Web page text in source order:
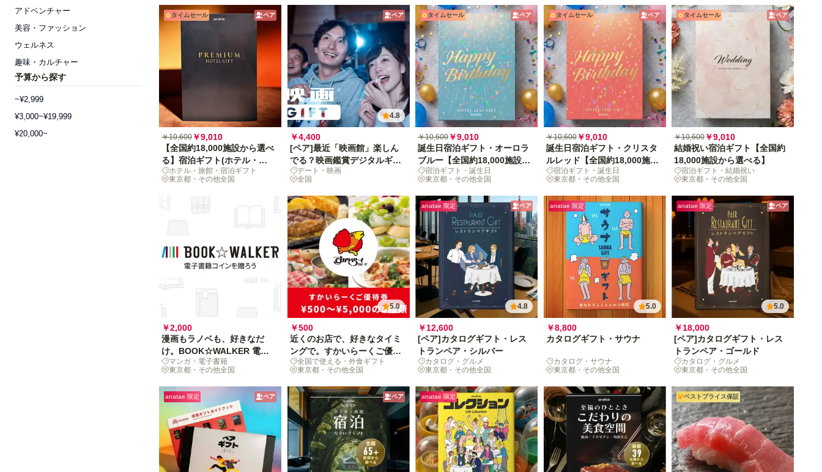
アドベンチャー
美容・ファッション
ウェルネス
趣味・カルチャー
予算から探す
~¥2,999
¥3,000~¥19,999
¥20,000~
タイムセール ペア
￥10,600 ￥9,010
【全国約18,000施設から選べ
る】宿泊ギフト(ホテル・旅
館)ホテル・旅館・宿泊ギフト
東京都・その他全国
ペア
4.8
￥4,400
[ペア]最近「映画館」楽しん
でる？映画鑑賞デジタルギフ
トで映画の没入体験を贈ろう
デート・映画
全国
タイムセール ペア
￥10,600￥9,010
誕生日宿泊ギフト・オーロラ
ブルー【全国約18,000施設か
ら選べる】
宿泊ギフト・誕生日
東京都・その他全国
タイムセール ペア
￥10,600￥9,010
誕生日宿泊ギフト・クリスタ
ルレッド【全国約18,000施設
から選べる】
宿泊ギフト・誕生日
東京都・その他全国
タイムセール ペア
￥10,600￥9,010
結婚祝い宿泊ギフト【全国約
18,000施設から選べる】
宿泊ギフト・結婚祝い
東京都・その他全国
￥2,000
漫画もラノベも、好きなだ
け。BOOK☆WALKER 電子
書籍コインを贈ろう
マンガ・電子書籍
東京都・その他全国
5.0
￥500
近くのお店で、好きなタイミ
ングで。すかいらーくご優待
券（全国約2,600店舗対象）
全国で使える・外食ギフト
東京都・その他全国
anatae 限定 ペア
4.8
￥12,600
[ペア]カタログギフト・レス
トランペア・シルバー
カタログ・グルメ
東京都・その他全国
anatae 限定
5.0
￥8,800
カタログギフト・サウナ
カタログ・サウナ
東京都・その他全国
anatae 限定 ペア
5.0
￥18,000
[ペア]カタログギフト・レス
トランペア・ゴールド
カタログ・グルメ
東京都・その他全国
anatae 限定 ペア ペア anatae 限定 ベストプライス保証